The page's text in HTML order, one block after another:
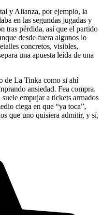
y Alianza, por ejemplo, la
en las segundas jugadas y
tras pérdida, así que el partido
desde fuera algunos lo
concretos, visibles,
una apuesta leída de una
de La Tinka como si ahí
ansiedad. Fea compra.
empujar a tickets armados
ciega en que “ya toca”,
que uno quisiera admitir, y sí,